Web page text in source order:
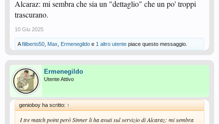
Alcaraz: mi sembra che sia un "dettaglio" che un po' troppi
trascurano.
10 Giu 2025
Afiliberto50 Max Ermenegildo e 1 altro utente piace questo messaggio.
Ermenegildo
Utente Attivo
genioboy ha scritto: ↑
I tre match point però Sinner li ha avuti sul servizio di Alcaraz: mi sembra